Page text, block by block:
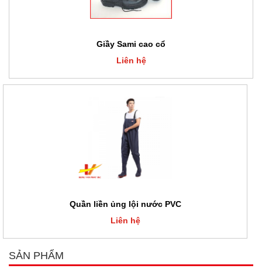
Giầy Sami cao cổ
Liên hệ
Quần liền ủng lội nước PVC
Liên hệ
SẢN PHẨM